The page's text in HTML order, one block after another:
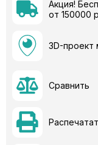
Акция!
от 150000
3D-проект
Сравнить